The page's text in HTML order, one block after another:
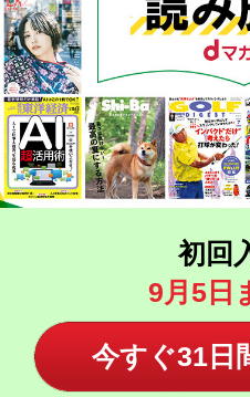
初回
9月5日
今すぐ31日